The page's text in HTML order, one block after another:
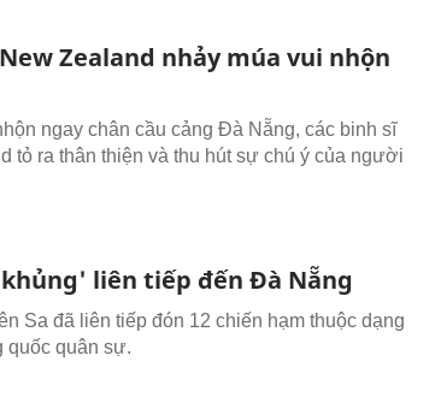
Zealand nhảy múa vui nhộn
ngay chân cầu cảng Đà Nẵng, các binh sĩ
tỏ ra thân thiện và thu hút sự chú ý của người
liên tiếp đến Đà Nẵng
Sa đã liên tiếp đón 12 chiến hạm thuộc dạng
quốc quân sự.